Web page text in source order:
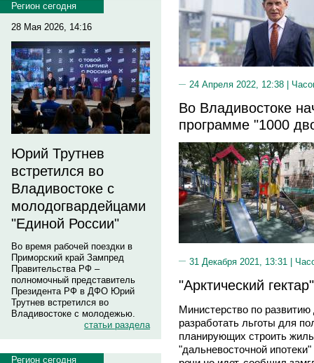
Регион сегодня
28 Мая 2026, 14:16
Юрий Трутнев
встретился во
Владивостоке с
молодогвардейцами
"Единой России"
Во время рабочей поездки в
Приморский край Зампред
Правительства РФ –
полномочный представитель
Президента РФ в ДФО Юрий
Трутнев встретился во
Владивостоке с молодежью.
статьи раздела
Регион сегодня
24 Апреля 2022, 12:38 |
Во Владивостоке
программе "1000
31 Декабря 2021, 13:31 |
"Арктический
Министерство по
разработать льготы для
планирующих строить
"дальневосточной